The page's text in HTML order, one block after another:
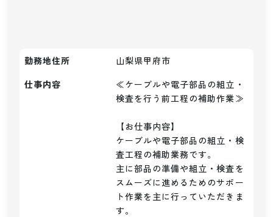
勤務地住所
山梨県甲府市
仕事内容
≪ケーブルや電子部品の組立・
検査を行う前工程の補助作業≫
【お仕事内容】
ケーブルや電子部品の組立・検
査工程の補助業務です。
主に部品の準備や組立・検査を
スムーズに進めるためのサポー
ト作業を主に行っていただきま
す。